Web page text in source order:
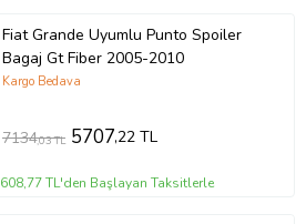
Fiat Grande Uyumlu Punto Spoiler
Bagaj Gt Fiber 2005-2010
Kargo Bedava
7134,03 TL 5707,22 TL
608,77 TL'den Başlayan Taksitlerle